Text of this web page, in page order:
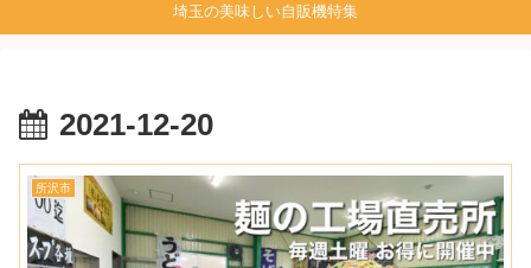
埼玉の美味しい自販機特集
2021-12-20
所沢市